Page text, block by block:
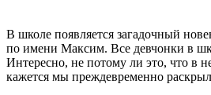
В школе появляется загадочный
по имени Максим. Все девчонки в
Интересно, не потому ли это, что в
кажется мы преждевременно